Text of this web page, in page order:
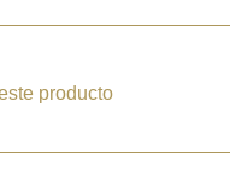
producto